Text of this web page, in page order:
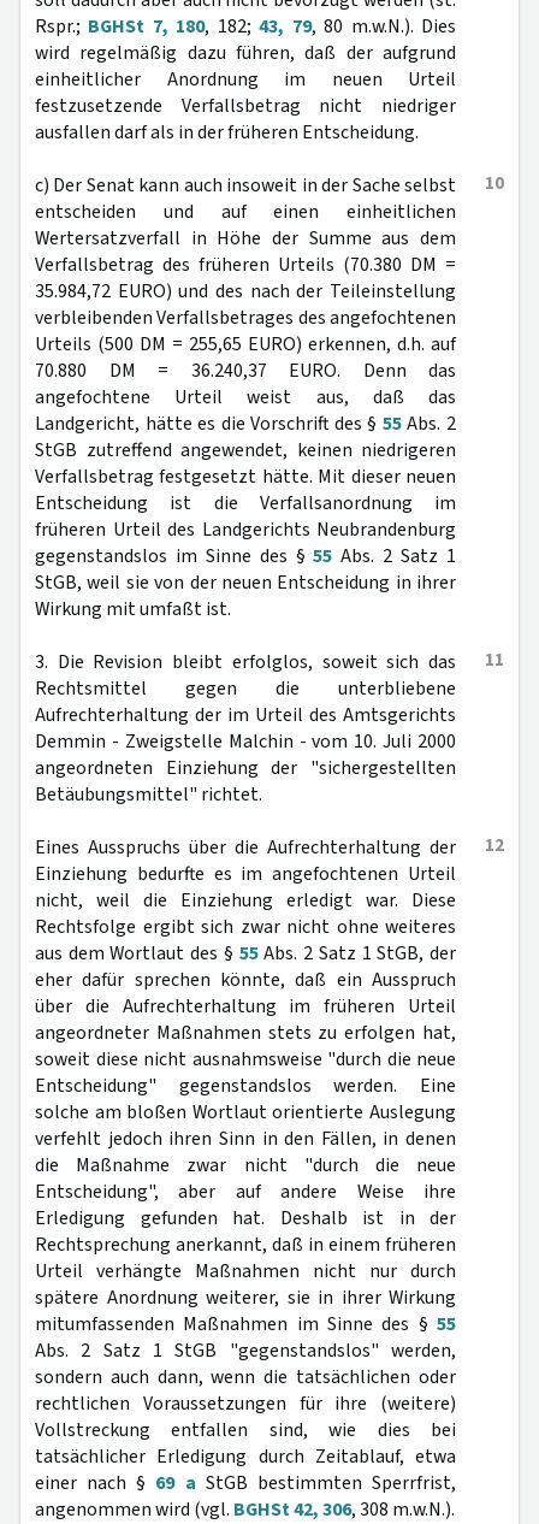
Rspr.; BGHSt 7, 180, 182;43, 79, 80 m.w.N.). Dies
wird regelmäßig dazu führen, daß der aufgrund
einheitlicher Anordnung im neuen Urteil
festzusetzende Verfallsbetrag nicht niedriger
ausfallen darf als in der früheren Entscheidung.
10
c) Der Senat kann auch insoweit in der Sache selbst
entscheiden und auf einen einheitlichen
Wertersatzverfall in Höhe der Summe aus dem
Verfallsbetrag des früheren Urteils (70.380 DM =
35.984,72 EURO) und des nach der Teileinstellung
verbleibenden Verfallsbetrages des angefochtenen
Urteils (500 DM = 255,65 EURO) erkennen, d.h. auf
70.880 DM = 36.240,37 EURO. Denn das
angefochtene Urteil weist aus, daß das
Landgericht, hätte es die Vorschrift des § 55Abs. 2
StGB zutreffend angewendet, keinen niedrigeren
Verfallsbetrag festgesetzt hätte. Mit dieser neuen
Entscheidung ist die Verfallsanordnung im
früheren Urteil des Landgerichts Neubrandenburg
gegenstandslos im Sinne des §55 Abs. 2 Satz 1
StGB, weil sie von der neuen Entscheidung in ihrer
Wirkung mit umfaßt ist.
11
3. Die Revision bleibt erfolglos, soweit sich das
Rechtsmittel gegen die unterbliebene
Aufrechterhaltung der im Urteil des Amtsgerichts
Demmin - Zweigstelle Malchin - vom 10. Juli 2000
angeordneten Einziehung der "sichergestellten
Betäubungsmittel" richtet.
12
Eines Ausspruchs über die Aufrechterhaltung der
Einziehung bedurfte es im angefochtenen Urteil
nicht, weil die Einziehung erledigt war. Diese
Rechtsfolge ergibt sich zwar nicht ohne weiteres
aus dem Wortlaut des § 55Abs. 2 Satz 1 StGB, der
eher dafür sprechen könnte, daß ein Ausspruch
über die Aufrechterhaltung im früheren Urteil
angeordneter Maßnahmen stets zu erfolgen hat,
soweit diese nicht ausnahmsweise "durch die neue
Entscheidung" gegenstandslos werden. Eine
solche am bloßen Wortlaut orientierte Auslegung
verfehlt jedoch ihren Sinn in den Fällen, in denen
die Maßnahme zwar nicht "durch die neue
Entscheidung", aber auf andere Weise ihre
Erledigung gefunden hat. Deshalb ist in der
Rechtsprechung anerkannt, daß in einem früheren
Urteil verhängte Maßnahmen nicht nur durch
spätere Anordnung weiterer, sie in ihrer Wirkung
mitumfassenden Maßnahmen im Sinne des § 55
Abs. 2 Satz 1 StGB "gegenstandslos" werden,
sondern auch dann, wenn die tatsächlichen oder
rechtlichen Voraussetzungen für ihre (weitere)
Vollstreckung entfallen sind, wie dies bei
tatsächlicher Erledigung durch Zeitablauf, etwa
einer nach § 69 a StGB bestimmten Sperrfrist,
angenommen wird (vgl. BGHSt 42, 306, 308 m.w.N.).